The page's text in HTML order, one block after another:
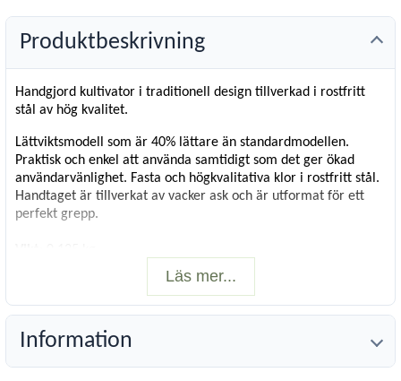
Produktbeskrivning
Handgjord kultivator i traditionell design tillverkad i rostfritt
stål av hög kvalitet.
Lättviktsmodell som är 40% lättare än standardmodellen.
Praktisk och enkel att använda samtidigt som det ger ökad
användarvänlighet. Fasta och högkvalitativa klor i rostfritt stål.
Handtaget är tillverkat av vacker ask och är utformat för ett
perfekt grepp.
Läs mer...
Information